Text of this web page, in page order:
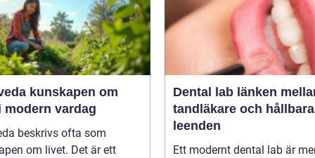
om
modern vardag
beskrivs ofta som
om livet. Det är ett
Dental lab länken mellan
tandläkare och hållbara
leenden
Ett modernt dental lab är